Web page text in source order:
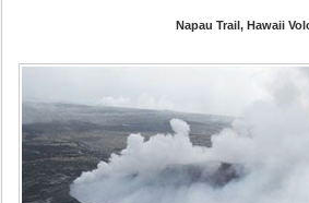
Napau Trail, Hawaii